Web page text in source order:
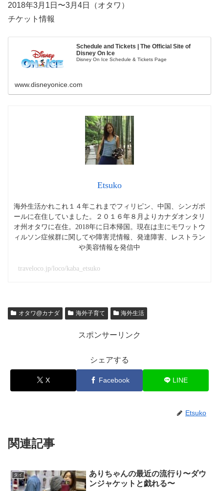
2018年3月1日〜3月4日（オタワ）
チケット情報
Schedule and Tickets | The Official Site of
Disney On Ice
Disney On Ice Schedule & Tickets Page
www.disneyonice.com
Etsuko
海外生活かれこれ１４年これまでフィリピン、中国、シンガポ
ールに在住していました。２０１６年８月よりカナダオンタリ
オ州オタワに在住。2018年に日本帰国。現在は主にモワットウ
ィルソン症候群に関してや障害児情報、発達障害、レストラン
や美容情報を発信中
traveloco.jp/loco/kaba_etsuko
オタワ@カナダ 海外子育て 海外生活
スポンサーリンク
シェアする
X Facebook LINE
Etsuko
関連記事
タイ
ありちゃんの最近の流行り〜ダウ
ンジャケットと戯れる〜